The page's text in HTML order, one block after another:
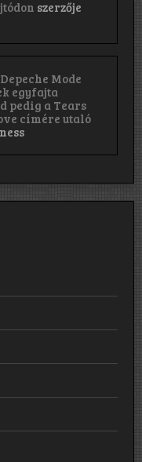
szerzője
Mode
egyfajta
pedig a Tears
címére utaló